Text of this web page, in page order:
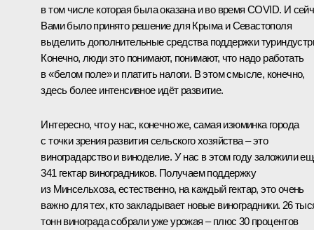
в том числе которая была оказана и во время COVID. И
Вами было принято решение для Крыма и Севастополя
выделить дополнительные средства поддержки
Конечно, люди это понимают, понимают, что надо работать
в «белом поле» и платить налоги. В этом смысле, конечно,
здесь более интенсивное идёт развитие.
Интересно, что у нас, конечно же, самая изюминка города
с точки зрения развития сельского хозяйства – это
виноградарство и виноделие. У нас в этом году заложили
341 гектар виноградников. Получаем поддержку
из Минсельхоза, естественно, на каждый гектар, это очень
важно для тех, кто закладывает новые виноградники. 26
тонн винограда собрали уже урожая – плюс 30 процентов